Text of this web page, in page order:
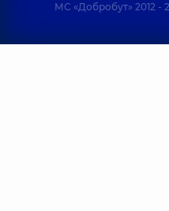
МС «Добробут» 2012 -